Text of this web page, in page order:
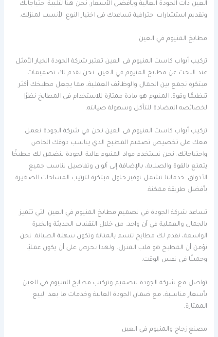
العين ذات الجودة العالية وبأفضل الأسعار. نحن هنا لتلبية احتياجاتك
وتقديم استشارات احترافية تساعدك في اختيار النوع الأنسب لمنزلك.
مطابخ المنيوم في العين
تركيب أبواب كاست المنيوم فى العين تعتبر شركة الجودة الخيار الأمثل
عند البحث عن مطابخ المنيوم في العين. نحن نقدم لك تصميمات
مبتكرة تجمع بين الجمال والوظائف العملية، مما يجعل مطبخك أكثر
تنظيمًا وقوة. المنيوم هو مادة ممتازة للاستخدام في المطابخ نظرًا
لخصائصه المضادة للتآكل وسهولة صيانته.
تركيب أبواب كاست المنيوم فى العين نحن في شركة الجودة نعمل
معك على تخصيص تصميم المطبخ الذي يناسب ذوقك الخاص
واحتياجاتك. نحن نستخدم مواد المنيوم عالية الجودة لنضمن لك مطبخًا
يتمتع بالقوة والصلابة، بالإضافة إلى ألوان وتفاصيل تناسب جميع
الأذواق. خدماتنا تشمل توفير حلول مبتكرة لترتيب المساحات الصغيرة
بأفضل طريقة ممكنة.
تساعد شركة الجودة في تصميم مطابخ المنيوم في العين التي تتميز
بالجمال والعملية في آن واحد. من خلال التقنيات الحديثة والخبرة
الواسعة، نقدم لك مطابخ تتسم بالمتانة وتكون سهلة الصيانة. نحن
نؤمن أن المطبخ هو قلب المنزل، ولهذا نحرص على أن يكون عمليًا
وجميلًا في نفس الوقت.
تواصل مع شركة الجودة لتصميم وتركيب مطابخ المنيوم في العين
بأسعار مناسبة، مع ضمان الجودة العالية وخدمات ما بعد البيع
الممتازة.
مصنع زجاج والمنيوم في العين